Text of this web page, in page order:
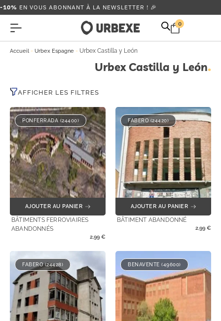
-10% EN VOUS ABONNANT À LA NEWSLETTER ! 🎉
0
Accueil - Urbex Espagne - Urbex Castilla y León
Urbex Castilla y León
AFFICHER LES FILTRES
PONFERRADA (24400)
AJOUTER AU PANIER
BÂTIMENTS FERROVIAIRES
ABANDONNÉS
2,99 €
FABERO (24420)
AJOUTER AU PANIER
BÂTIMENT ABANDONNÉ
2,99 €
FABERO (24428) BENAVENTE (49600)